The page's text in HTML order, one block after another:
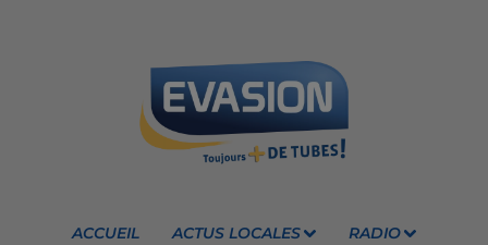
ACCUEIL ACTUS LOCALES RADIO